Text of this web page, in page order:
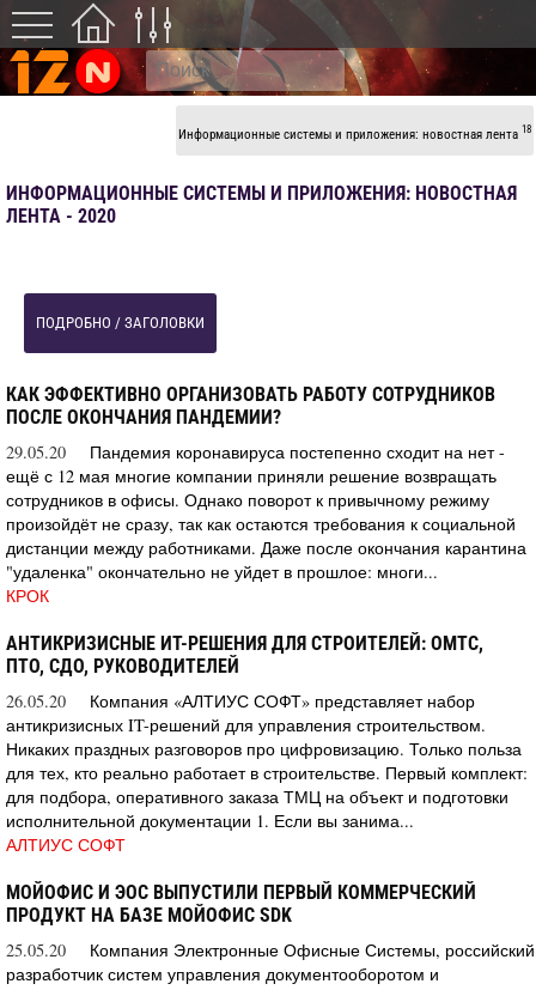
Информационные системы и приложения: новостная лента 18
ИНФОРМАЦИОННЫЕ СИСТЕМЫ И ПРИЛОЖЕНИЯ: НОВОСТНАЯ
ЛЕНТА - 2020
ПОДРОБНО / ЗАГОЛОВКИ
КАК ЭФФЕКТИВНО ОРГАНИЗОВАТЬ РАБОТУ СОТРУДНИКОВ
ПОСЛЕ ОКОНЧАНИЯ ПАНДЕМИИ?
29.05.20
Пандемия коронавируса постепенно сходит на нет -
ещё с 12 мая многие компании приняли решение возвращать
сотрудников в офисы. Однако поворот к привычному режиму
произойдёт не сразу, так как остаются требования к социальной
дистанции между работниками. Даже после окончания карантина
"удаленка" окончательно не уйдет в прошлое: многи...
КРОК
АНТИКРИЗИСНЫЕ ИТ-РЕШЕНИЯ ДЛЯ СТРОИТЕЛЕЙ: ОМТС,
ПТО, СДО, РУКОВОДИТЕЛЕЙ
26.05.20
Компания «АЛТИУС СОФТ» представляет набор
антикризисных IT-решений для управления строительством.
Никаких праздных разговоров про цифровизацию. Только польза
для тех, кто реально работает в строительстве. Первый комплект:
для подбора, оперативного заказа ТМЦ на объект и подготовки
исполнительной документации 1. Если вы занима...
АЛТИУС СОФТ
МОЙОФИС И ЭОС ВЫПУСТИЛИ ПЕРВЫЙ КОММЕРЧЕСКИЙ
ПРОДУКТ НА БАЗЕ МОЙОФИС SDK
25.05.20
Компания Электронные Офисные Системы, российский
разработчик систем управления документооборотом и